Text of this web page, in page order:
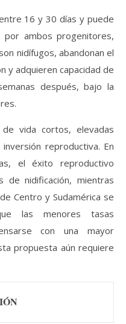
16 y 30 días y puede
ambos progenitores,
nidífugos, abandonan el
y adquieren capacidad de
después, bajo la
vida cortos, elevadas
reproductiva. En
el éxito reproductivo
de nidificación, mientras
Centro y Sudamérica se
las menores tasas
con una mayor
propuesta aún requiere